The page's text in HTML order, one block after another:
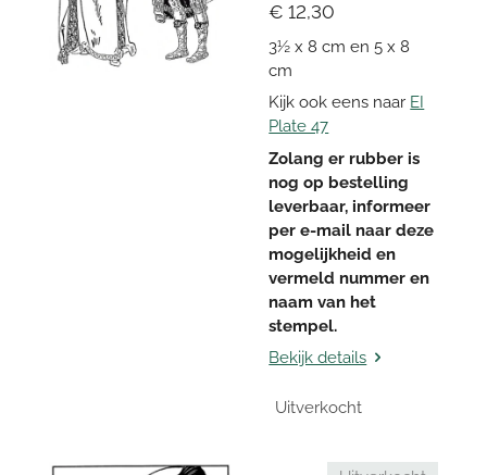
€ 12,30
3½ x 8 cm en 5 x 8
cm
Kijk ook eens naar EI
Plate 47
Zolang er rubber is
nog op bestelling
leverbaar, informeer
per e-mail naar deze
mogelijkheid en
vermeld nummer en
naam van het
stempel.
Bekijk details
Uitverkocht